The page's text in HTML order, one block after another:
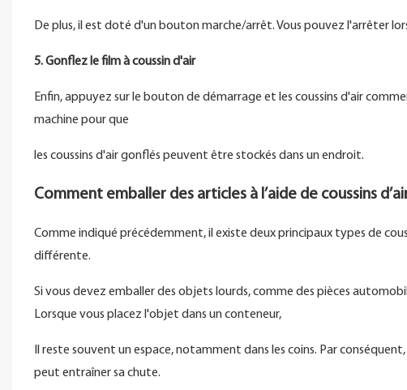
De plus, il est doté d'un bouton marche/arrêt. Vous pouvez l'arrêter
5. Gonflez le film à coussin d'air
Enfin, appuyez sur le bouton de démarrage et les coussins d'air
machine pour que
les coussins d'air gonflés peuvent être stockés dans un endroit.
Comment emballer des articles à l’aide de coussins
Comme indiqué précédemment, il existe deux principaux types de
différente.
Si vous devez emballer des objets lourds, comme des pièces
Lorsque vous placez l'objet dans un conteneur,
Il reste souvent un espace, notamment dans les coins. Par
peut entraîner sa chute.